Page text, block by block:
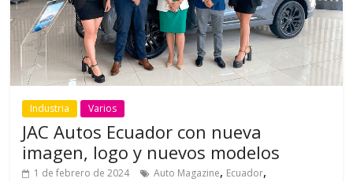
Industria Varios
JAC Autos Ecuador con nueva
imagen, logo y nuevos modelos
1 de febrero de 2024 Auto Magazine, Ecuador,